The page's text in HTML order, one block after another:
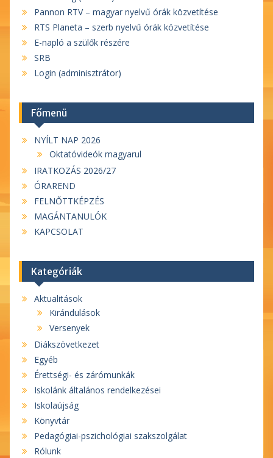
Pannon RTV – magyar nyelvű órák közvetítése
RTS Planeta – szerb nyelvű órák közvetítése
E-napló a szülők részére
SRB
Login (adminisztrátor)
Főmenü
NYÍLT NAP 2026
Oktatóvideók magyarul
IRATKOZÁS 2026/27
ÓRAREND
FELNŐTTKÉPZÉS
MAGÁNTANULÓK
KAPCSOLAT
Kategóriák
Aktualitások
Kirándulások
Versenyek
Diákszövetkezet
Egyéb
Érettségi- és zárómunkák
Iskolánk általános rendelkezései
Iskolaújság
Könyvtár
Pedagógiai-pszichológiai szakszolgálat
Rólunk